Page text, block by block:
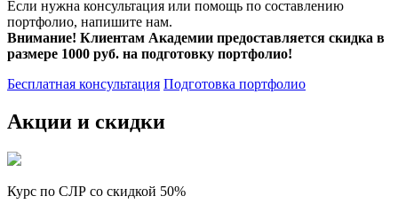
Если нужна консультация или помощь по составлению
портфолио, напишите нам.
Внимание! Клиентам Академии предоставляется скидка в
размере 1000 руб. на подготовку портфолио!
Бесплатная консультация Подготовка портфолио
Акции и скидки
Курс по СЛР со скидкой 50%